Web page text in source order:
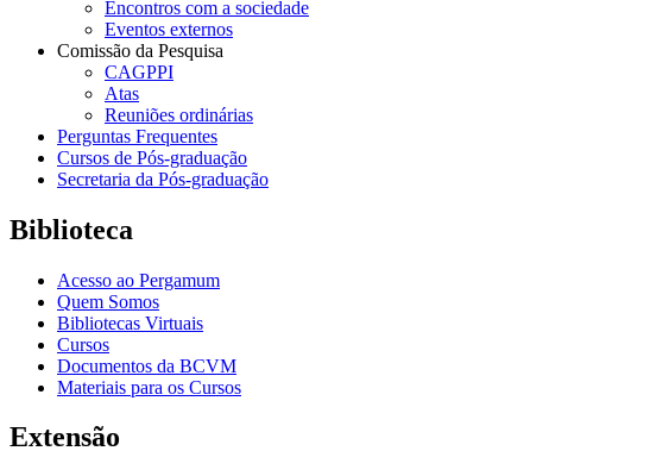
Encontros com a sociedade
Eventos externos
Comissão da Pesquisa
CAGPPI
Atas
Reuniões ordinárias
Perguntas Frequentes
Cursos de Pós-graduação
Secretaria da Pós-graduação
Biblioteca
Acesso ao Pergamum
Quem Somos
Bibliotecas Virtuais
Cursos
Documentos da BCVM
Materiais para os Cursos
Extensão